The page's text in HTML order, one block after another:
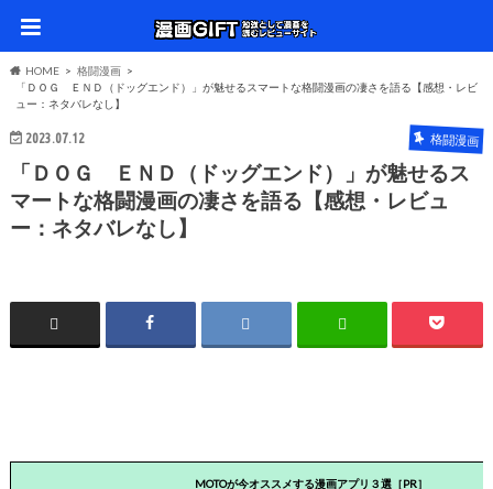
HOME
格闘漫画
「ＤＯＧ ＥＮＤ（ドッグエンド）」が魅せるスマートな格闘漫画の凄さを語る【感想・レビ
ュー：ネタバレなし】
2023.07.12 格闘漫画
「ＤＯＧ ＥＮＤ（ドッグエンド）」が魅せるス
マートな格闘漫画の凄さを語る【感想・レビュ
ー：ネタバレなし】
MOTOが今オススメする漫画アプリ３選［PR］